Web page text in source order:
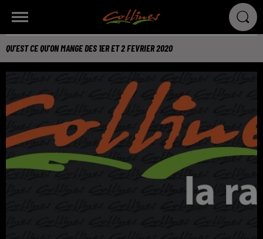
QU'EST CE QU'ON MANGE DES 1ER ET 2 FEVRIER 2020